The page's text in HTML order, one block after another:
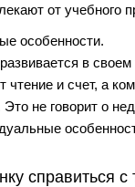
от учебного
особенности.
в своем
чтение и счет, а
не говорит о
справиться с